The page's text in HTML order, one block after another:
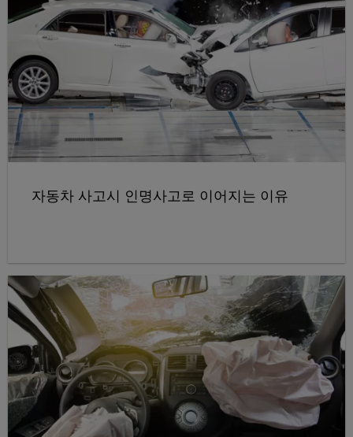
자동차 사고시 인명사고로 이어지는 이유